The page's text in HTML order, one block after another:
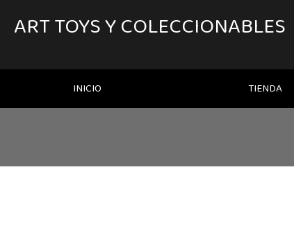
CONTENIDO
ART TOYS Y COLECCIONABLES
INICIO TIENDA